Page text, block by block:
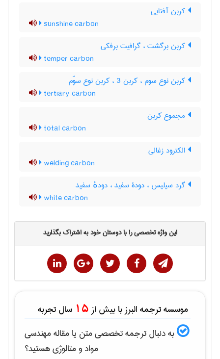
کربن آفتابی
sunshine carbon
کربن برگشت ، گرافیت برفکی
temper carbon
کربن نوع سوم ، کربن 3 ، کربن نوع سوّم
tertiary carbon
مجموع کربن
total carbon
الکترود زغالی
welding carbon
گرد سیلیس ، دودۀ سفید ، دودهٔ سفید
white carbon
این واژه تخصصی را با دوستان خود به اشتراک بگذارید
موسسه ترجمه البرز با بیش از 15 سال تجربه
به دنبال ترجمه تخصصی متن یا مقالهمهندسی
مواد و متالوژیهستید؟